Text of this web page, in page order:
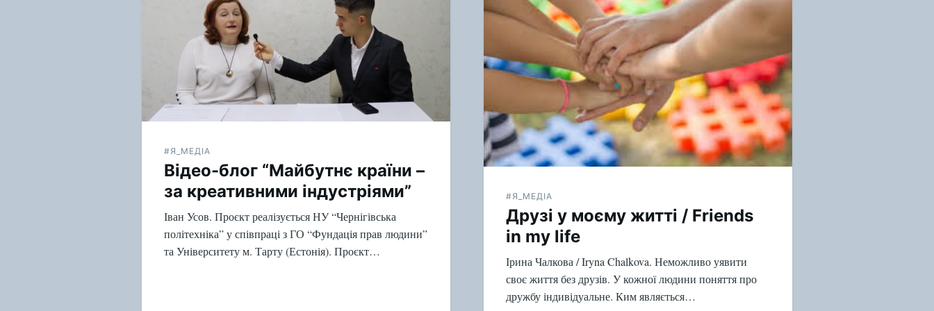
записям
#Я_МЕДІА
Відео-блог “Майбутнє країни –
за креативними індустріями”
Іван Усов. Проєкт реалізується НУ “Чернігівська
політехніка” у співпраці з ГО “Фундація прав людини”
та Університету м. Тарту (Естонія). Проєкт…
#Я_МЕДІА
Друзі у моєму житті / Friends
in my life
Ірина Чалкова / Iryna Chalkova. Неможливо уявити
своє життя без друзів. У кожної людини поняття про
дружбу індивідуальне. Ким являється…